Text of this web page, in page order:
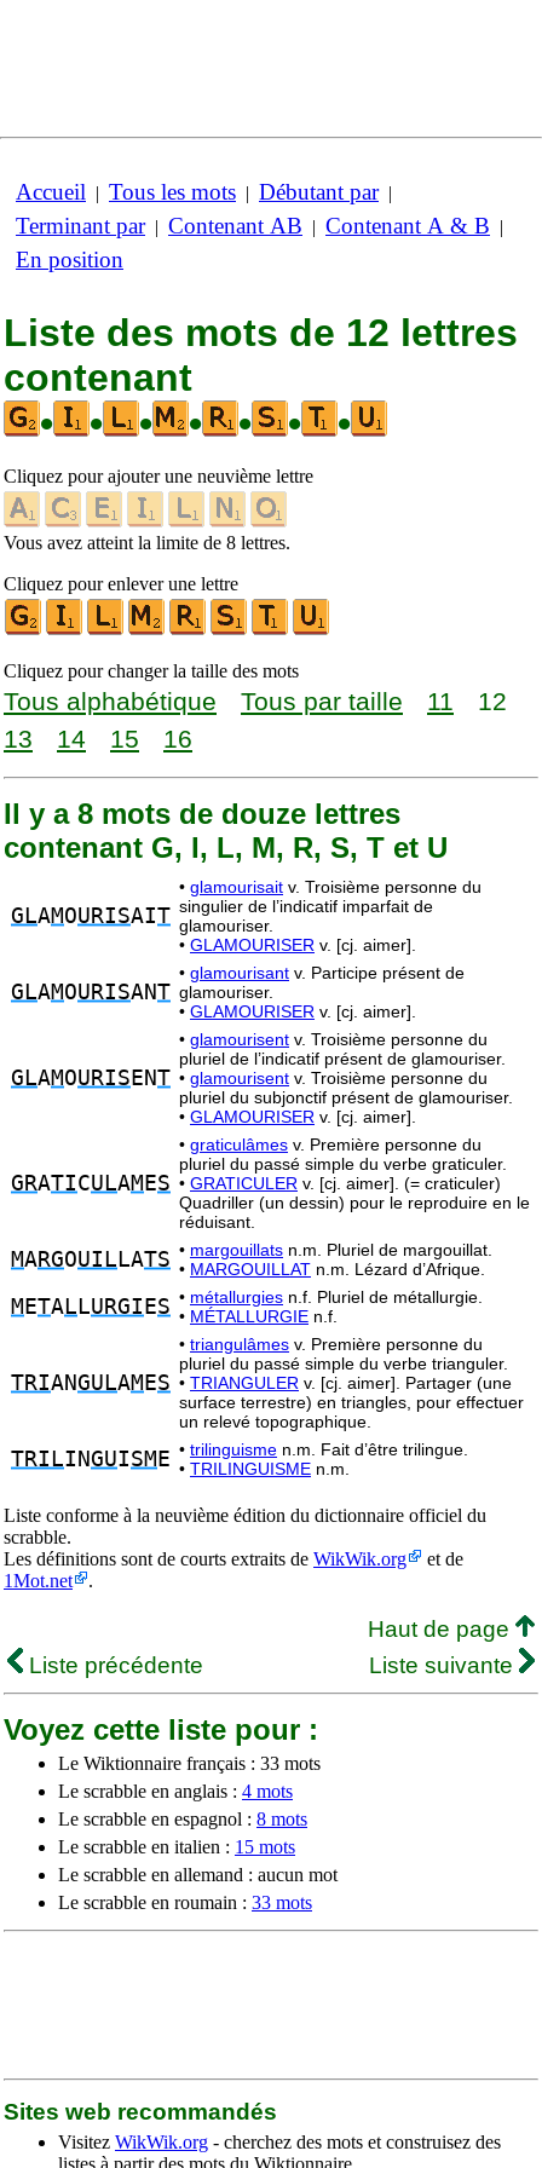
Accueil | Tous les mots | Débutant par|
Terminant par| Contenant AB | Contenant A & B |
En position
Liste des mots de 12 lettres
contenant
•
• • • • • •
Cliquez pour ajouter une neuvième lettre
Vous avez atteint la limite de 8 lettres.
Cliquez pour enlever une lettre
Cliquez pour changer la taille des mots
Tous alphabétique Tous par taille 11
12
13
14 15 16
Il y a 8 mots de douze lettres
contenant G, I, L, M, R, S, T et U
GLAMOURISAIT
• glamourisait v. Troisième personne du
singulier de l’indicatif imparfait de
glamouriser.
• GLAMOURISER v. [cj. aimer].
GLAMOURISANT
• glamourisant v. Participe présent de
glamouriser.
• GLAMOURISER v. [cj. aimer].
GLAMOURIS ENT
• glamourisent v. Troisième personne du
pluriel de l’indicatif présent de glamouriser.
• glamourisent v. Troisième personne du
pluriel du subjonctif présent de glamouriser.
• GLAMOURISER v. [cj. aimer].
GRATICULAM ES
• graticulâmes v. Première personne du
pluriel du passé simple du verbe graticuler.
• GRATICULER v. [cj. aimer]. (= craticuler)
Quadriller (un dessin) pour le reproduire en le
réduisant.
MARGOUIL LATS • margouillats n.m. Pluriel de margouillat.
• MARGOUILLAT n.m. Lézard d’Afrique.
M ETAL LURGI ES • métallurgies n.f. Pluriel de métallurgie.
• MÉTALLURGIE n.f.
TRIANGULAM ES
• triangulâmes v. Première personne du
pluriel du passé simple du verbe trianguler.
• TRIANGULER v. [cj. aimer]. Partager (une
surface terrestre) en triangles, pour effectuer
un relevé topographique.
TRILINGUISM E • trilinguisme n.m. Fait d’être trilingue.
• TRILINGUISME n.m.
Liste conforme à la neuvième édition du dictionnaire officiel du
scrabble.
Les définitions sont de courts extraits de WikWik.org
et de
1Mot.net
.
Haut de page
Liste précédente
Liste suivante
Voyez cette liste pour :
Le Wiktionnaire français : 33 mots
Le scrabble en anglais : 4 mots
Le scrabble en espagnol : 8 mots
Le scrabble en italien : 15 mots
Le scrabble en allemand : aucun mot
Le scrabble en roumain : 33 mots
Sites web recommandés
Visitez WikWik.org - cherchez des mots et construisez des
listes à partir des mots du Wiktionnaire.